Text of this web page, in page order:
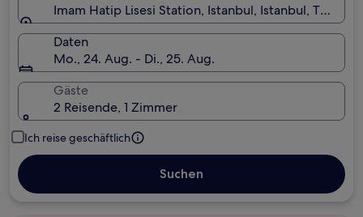
Imam Hatip Lisesi Station, Istanbul, Istanbul, Türkei
Daten
Mo., 24. Aug. - Di., 25. Aug.
Gäste
2 Reisende, 1 Zimmer
Ich reise geschäftlich
Suchen